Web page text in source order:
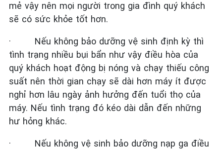
mẻ vậy nên mọi người trong gia đình quý khách
sẽ có sức khỏe tốt hơn.
· Nếu không bảo dưỡng vệ sinh định kỳ thì
tình trạng nhiều bụi bẩn như vậy điều hòa của
quý khách hoạt động bị nóng và chạy thiếu công
suất nên thời gian chạy sẽ dài hơn máy ít được
nghỉ hơn lâu ngày ảnh hưởng đến tuổi thọ của
máy. Nếu tình trạng đó kéo dài dẫn đến những
hư hỏng khác.
· Nếu không vệ sinh bảo dưỡng nạp ga điều